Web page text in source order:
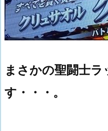
まさかの聖闘士
す・・・。